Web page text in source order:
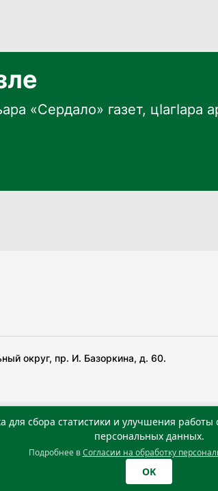
«Сердало» газет, цӀагӀара
округ, пр. И. Базоркина, д. 60.
гIирсаштеи, цар дуккхача тайпаштеи
Учредитель: Государственное автономное
сбора статистики и улучшения работы
персональных данных.
Подробнее вСогласии на обработку
OK